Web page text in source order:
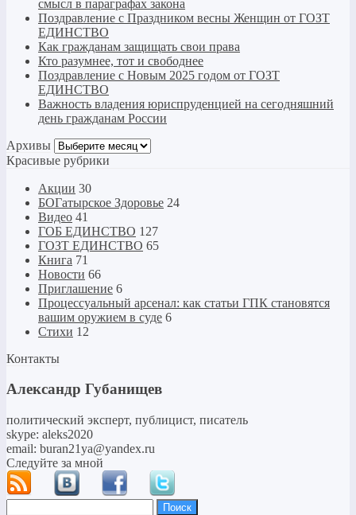
смысл в параграфах закона
Поздравление с Праздником весны Женщин от ГОЗТ
ЕДИНСТВО
Как гражданам защищать свои права
Кто разумнее, тот и свободнее
Поздравление с Новым 2025 годом от ГОЗТ
ЕДИНСТВО
Важность владения юриспруденцией на сегодняшний
день гражданам России
Архивы Архивы
Красивые рубрики
Акции 30
БОГатырское Здоровье 24
Видео 41
ГОБ ЕДИНСТВО 127
ГОЗТ ЕДИНСТВО 65
Книга 71
Новости 66
Приглашение 6
Процессуальный арсенал: как статьи ГПК становятся
вашим оружием в суде 6
Стихи 12
Контакты
Александр Губанищев
политический эксперт, публицист, писатель
skype: aleks2020
email: buran21ya@yandex.ru
Следуйте за мной